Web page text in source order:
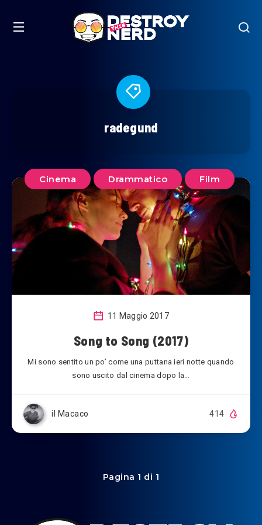
radegund
Cinema Drammatico Film
11 Maggio 2017
Song to Song (2017)
Mi sono sentito un po’ come una puttana ieri notte quando
sono uscito dal cinema dopo la…
il Macaco 414
Pagina 1 di 1